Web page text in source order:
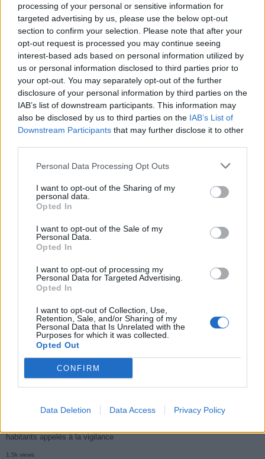
processing of your personal or sensitive information for
targeted advertising by us, please use the below opt-out
section to confirm your selection. Please note that after your
opt-out request is processed you may continue seeing
interest-based ads based on personal information utilized by
us or personal information disclosed to third parties prior to
your opt-out. You may separately opt-out of the further
disclosure of your personal information by third parties on the
IAB’s list of downstream participants. This information may
also be disclosed by us to third parties on the IAB’s List of
Downstream Participants that may further disclose it to other
Personal Data Processing Opt Outs
I want to opt-out of the Sharing of my
personal data.
Opted In
I want to opt-out of the Sale of my
Personal Data.
Opted In
I want to opt-out of processing my
Personal Data for Targeted Advertising.
Opted In
I want to opt-out of Collection, Use,
Retention, Sale, and/or Sharing of my
Personal Data that Is Unrelated with the
Purposes for which it was collected.
Opted Out
CONFIRM
Data Deletion Data Access Privacy Policy
https://news-sante.fr
ARTICLES CONNEXES PLUS DE L'AUTEUR
Canicule : les conseils
essentiels des
Santé
Éclipse du 12 août :
attention à la pénurie de
lunettes de sécurité
Un chewing-gum
révolutionnaire pour
Populaires
Médicament retiré en urgence pour risques graves et données falsifiées
Ce cancer mortel explose chez les personnes nées après 1980 : le
symptôme à repérer
Je suis cardiologue et voici le seul chocolat que je valide : c’est le
meilleur pour le cœur
habitants appelés à la vigilance
1.5k views